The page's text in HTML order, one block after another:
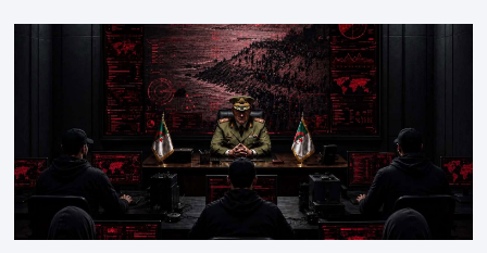
الأجهزة الأمنية المغربية لأحدث محاولات المخابرات العسكرية الجزائرية
استهداف امن المملكة واستقرارها. أكد أبو وائل الريفي أنه: “بعد
إجهاض مخططات الجارة التي تحركت سريعا عبر عملائها […]